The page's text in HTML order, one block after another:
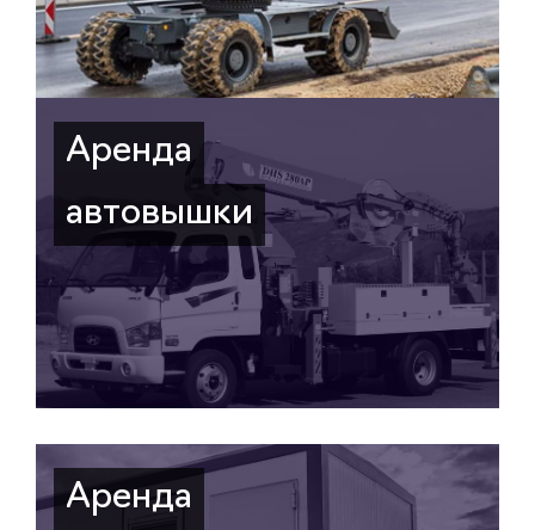
Аренда
автовышки
Аренда